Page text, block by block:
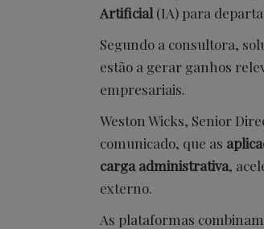
Artificial (IA) para
Segundo a consultora,
estão a gerar ganhos
empresariais.
Weston Wicks, Senior
comunicado, que as
carga administrativa,
externo.
As plataformas